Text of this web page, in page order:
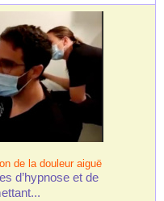
de la douleur aiguë
d’hypnose et de